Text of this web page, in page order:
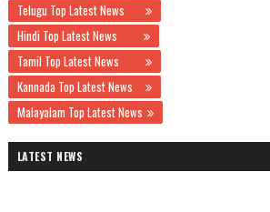
Telugu Top Latest News
Hindi Top Latest News
Tamil Top Latest News
Kannada Top Latest News
Malayalam Top Latest News
LATEST NEWS